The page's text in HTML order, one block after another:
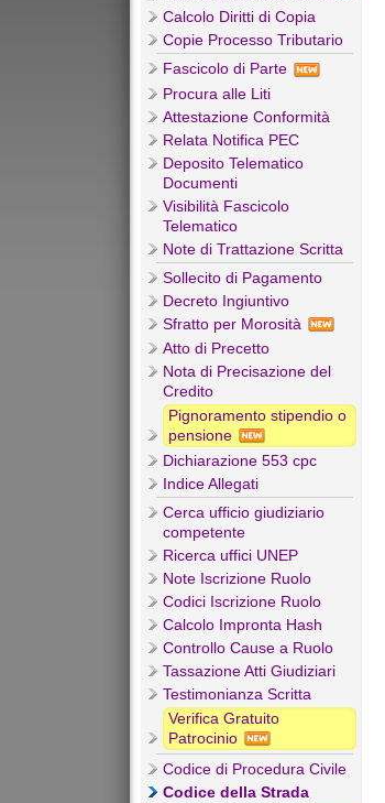
Calcolo Diritti di Copia
Copie Processo Tributario
Fascicolo di Parte
Procura alle Liti
Attestazione Conformità
Relata Notifica PEC
Deposito Telematico
Documenti
Visibilità Fascicolo
Telematico
Note di Trattazione Scritta
Sollecito di Pagamento
Decreto Ingiuntivo
Sfratto per Morosità
Atto di Precetto
Nota di Precisazione del
Credito
Pignoramento stipendio o
pensione
Dichiarazione 553 cpc
Indice Allegati
Cerca ufficio giudiziario
competente
Ricerca uffici UNEP
Note Iscrizione Ruolo
Codici Iscrizione Ruolo
Calcolo Impronta Hash
Controllo Cause a Ruolo
Tassazione Atti Giudiziari
Testimonianza Scritta
Verifica Gratuito
Patrocinio
Codice di Procedura Civile
Codice della Strada